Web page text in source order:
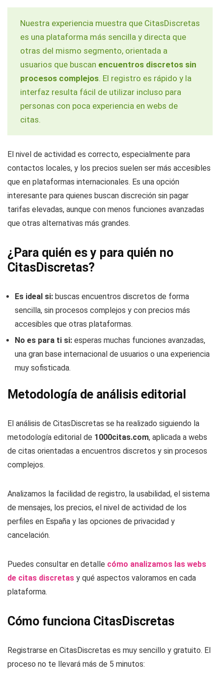
Nuestra experiencia muestra que CitasDiscretas
es una plataforma más sencilla y directa que
otras del mismo segmento, orientada a
usuarios que buscan encuentros discretos sin
procesos complejos. El registro es rápido y la
interfaz resulta fácil de utilizar incluso para
personas con poca experiencia en webs de
citas.
El nivel de actividad es correcto, especialmente para
contactos locales, y los precios suelen ser más accesibles
que en plataformas internacionales. Es una opción
interesante para quienes buscan discreción sin pagar
tarifas elevadas, aunque con menos funciones avanzadas
que otras alternativas más grandes.
¿Para quién es y para quién no
CitasDiscretas?
Es ideal si: buscas encuentros discretos de forma
sencilla, sin procesos complejos y con precios más
accesibles que otras plataformas.
No es para ti si: esperas muchas funciones avanzadas,
una gran base internacional de usuarios o una experiencia
muy sofisticada.
Metodología de análisis editorial
El análisis de CitasDiscretas se ha realizado siguiendo la
metodología editorial de 1000citas.com, aplicada a webs
de citas orientadas a encuentros discretos y sin procesos
complejos.
Analizamos la facilidad de registro, la usabilidad, el sistema
de mensajes, los precios, el nivel de actividad de los
perfiles en España y las opciones de privacidad y
cancelación.
Puedes consultar en detalle cómo analizamos las webs
de citas discretas y qué aspectos valoramos en cada
plataforma.
Cómo funciona CitasDiscretas
Registrarse en CitasDiscretas es muy sencillo y gratuito. El
proceso no te llevará más de 5 minutos: